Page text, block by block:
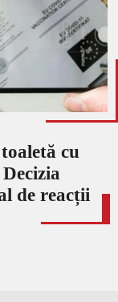
cu
de reacții